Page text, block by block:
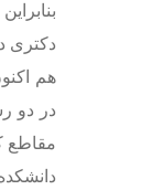
دکتری در
هم
مقاطع